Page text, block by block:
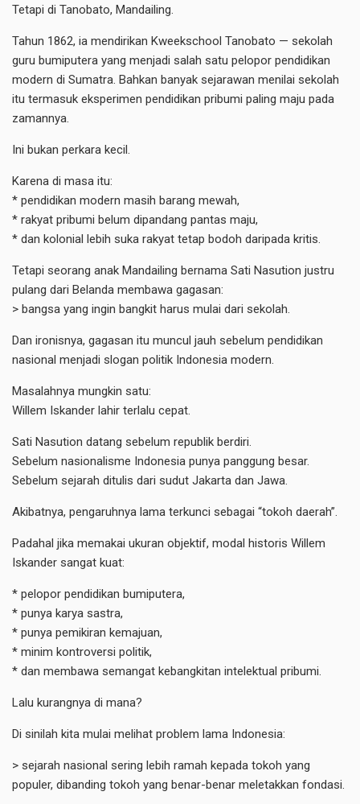
Tetapi di Tanobato, Mandailing.
Tahun 1862, ia mendirikan Kweekschool Tanobato — sekolah
guru bumiputera yang menjadi salah satu pelopor pendidikan
modern di Sumatra. Bahkan banyak sejarawan menilai sekolah
itu termasuk eksperimen pendidikan pribumi paling maju pada
zamannya.
Ini bukan perkara kecil.
Karena di masa itu:
* pendidikan modern masih barang mewah,
* rakyat pribumi belum dipandang pantas maju,
* dan kolonial lebih suka rakyat tetap bodoh daripada kritis.
Tetapi seorang anak Mandailing bernama Sati Nasution justru
pulang dari Belanda membawa gagasan:
> bangsa yang ingin bangkit harus mulai dari sekolah.
Dan ironisnya, gagasan itu muncul jauh sebelum pendidikan
nasional menjadi slogan politik Indonesia modern.
Masalahnya mungkin satu:
Willem Iskander lahir terlalu cepat.
Sati Nasution datang sebelum republik berdiri.
Sebelum nasionalisme Indonesia punya panggung besar.
Sebelum sejarah ditulis dari sudut Jakarta dan Jawa.
Akibatnya, pengaruhnya lama terkunci sebagai “tokoh daerah”.
Padahal jika memakai ukuran objektif, modal historis Willem
Iskander sangat kuat:
* pelopor pendidikan bumiputera,
* punya karya sastra,
* punya pemikiran kemajuan,
* minim kontroversi politik,
* dan membawa semangat kebangkitan intelektual pribumi.
Lalu kurangnya di mana?
Di sinilah kita mulai melihat problem lama Indonesia:
> sejarah nasional sering lebih ramah kepada tokoh yang
populer, dibanding tokoh yang benar-benar meletakkan fondasi.